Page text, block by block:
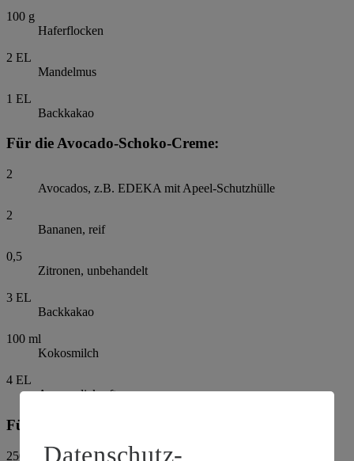
100 g
Haferflocken
2 EL
Mandelmus
1 EL
Backkakao
Für die Avocado-Schoko-Creme:
2
Avocados, z.B. EDEKA mit Apeel-Schutzhülle
2
Bananen, reif
0,5
Zitronen, unbehandelt
3 EL
Backkakao
100 ml
Kokosmilch
4 EL
Agavendicksaft
Für das Erdbeer-Minz-Topping:
250 Datenschutz-